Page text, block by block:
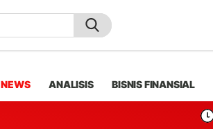
NEWS ANALISIS BISNIS FINANSIAL